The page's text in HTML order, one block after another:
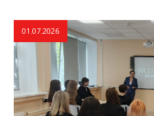
01.07.2026